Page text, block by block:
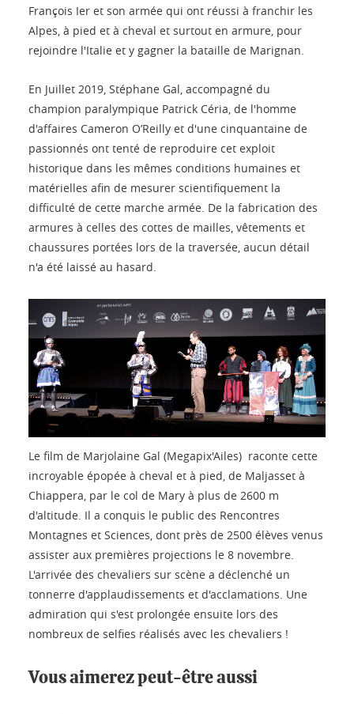
François Ier et son armée qui ont réussi à franchir les
Alpes, à pied et à cheval et surtout en armure, pour
rejoindre l'Italie et y gagner la bataille de Marignan.
En Juillet 2019, Stéphane Gal, accompagné du
champion paralympique Patrick Céria, de l'homme
d'affaires Cameron O’Reilly et d'une cinquantaine de
passionnés ont tenté de reproduire cet exploit
historique dans les mêmes conditions humaines et
matérielles afin de mesurer scientifiquement la
difficulté de cette marche armée. De la fabrication des
armures à celles des cottes de mailles, vêtements et
chaussures portées lors de la traversée, aucun détail
n'a été laissé au hasard.
Le film de Marjolaine Gal (Megapix'Ailes) raconte cette
incroyable épopée à cheval et à pied, de Maljasset à
Chiappera, par le col de Mary à plus de 2600 m
d'altitude. Il a conquis le public des Rencontres
Montagnes et Sciences, dont près de 2500 élèves venus
assister aux premières projections le 8 novembre.
L'arrivée des chevaliers sur scène a déclenché un
tonnerre d'applaudissements et d'acclamations. Une
admiration qui s'est prolongée ensuite lors des
nombreux de selfies réalisés avec les chevaliers !
Vous aimerez peut-être aussi